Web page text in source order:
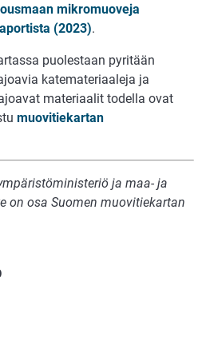
mikromuoveja
(2023).
puolestaan pyritään
katemateriaaleja ja
materiaalit todella ovat
muovitiekartan
ja maa- ja
on osa Suomen muovitiekartan